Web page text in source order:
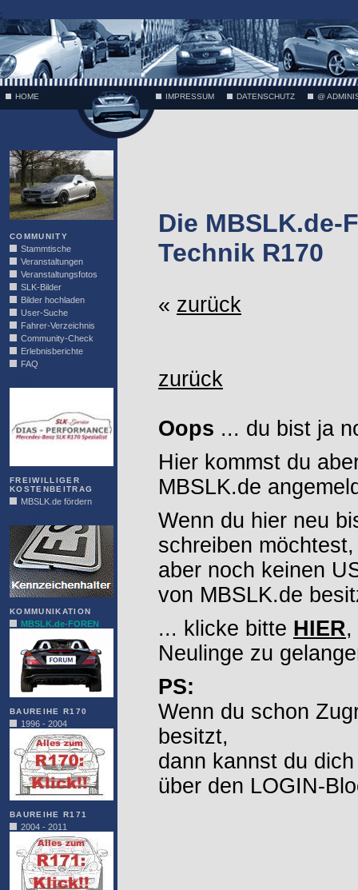
;
HOME IMPRESSUM DATENSCHUTZ @
COMMUNITY
Stammtische
Veranstaltungen
Veranstaltungsfotos
SLK-Bilder
Bilder hochladen
User-Suche
Fahrer-Verzeichnis
Community-Check
Erlebnisberichte
FAQ
FREIWILLIGER
KOSTENBEITRAG
MBSLK.de fördern
KOMMUNIKATION
MBSLK.de-FOREN
BAUREIHE R170
1996 - 2004
BAUREIHE R171
2004 - 2011
Die MBSLK.de-
Technik R170
« zurück
zurück
Oops ... du bist ja
Hier kommst du
MBSLK.de
Wenn du hier neu
schreiben möchtest,
aber noch keinen
von MBSLK.de
... klicke bitte HIER,
Neulinge zu
PS:
Wenn du schon
besitzt,
dann kannst du
über den LOGIN-